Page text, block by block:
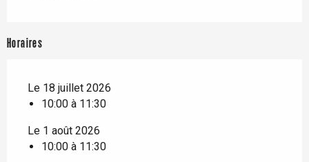
Horaires
Le 18 juillet 2026
10:00 à 11:30
Le 1 août 2026
10:00 à 11:30